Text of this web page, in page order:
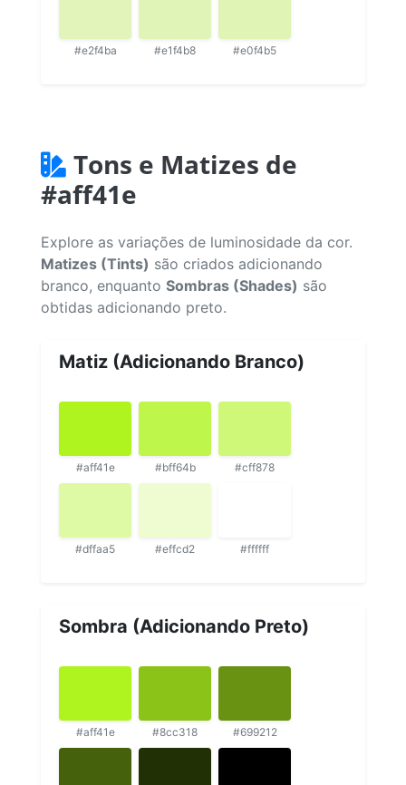
#e2f4ba #e1f4b8 #e0f4b5
Tons e Matizes de
#aff41e
Explore as variações de luminosidade da cor.
Matizes (Tints) são criados adicionando
branco, enquanto Sombras (Shades) são
obtidas adicionando preto.
Matiz (Adicionando Branco)
#aff41e #bff64b #cff878
#dffaa5 #effcd2 #ffffff
Sombra (Adicionando Preto)
#aff41e #8cc318 #699212